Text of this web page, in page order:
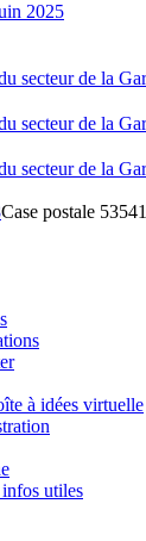
2025
secteur de la
secteur de la
secteur de la
Case postale 5354
à idées virtuelle
infos utiles